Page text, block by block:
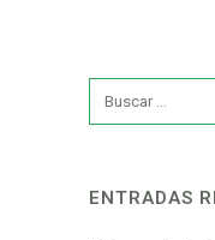
ENTRADAS